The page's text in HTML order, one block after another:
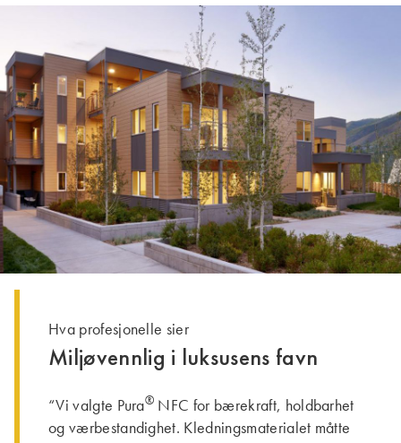
Hva profesjonelle sier
Miljøvennlig i luksusens favn
“Vi valgte Pura® NFC for bærekraft, holdbarhet
og værbestandighet. Kledningsmaterialet måtte